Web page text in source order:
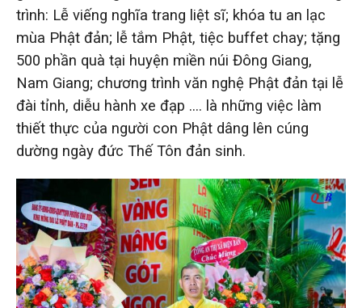
trình: Lễ viếng nghĩa trang liệt sĩ; khóa tu an lạc
mùa Phật đản; lễ tắm Phật, tiệc buffet chay; tặng
500 phần quà tại huyện miền núi Đông Giang,
Nam Giang; chương trình văn nghệ Phật đản tại lễ
đài tỉnh, diễu hành xe đạp …. là những việc làm
thiết thực của người con Phật dâng lên cúng
dường ngày đức Thế Tôn đản sinh.